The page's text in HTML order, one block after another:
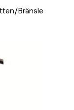
Bränsle